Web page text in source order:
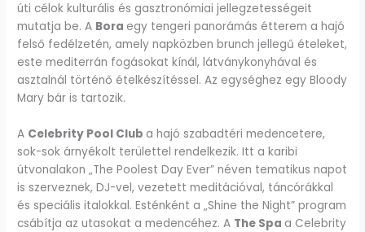
úti célok kulturális és gasztronómiai jellegzetességeit
mutatja be. A Bora egy tengeri panorámás étterem a hajó
felső fedélzetén, amely napközben brunch jellegű ételeket,
este mediterrán fogásokat kínál, látványkonyhával és
asztalnál történő ételkészítéssel. Az egységhez egy Bloody
Mary bár is tartozik.
A Celebrity Pool Club a hajó szabadtéri medencetere,
sok-sok árnyékolt területtel rendelkezik. Itt a karibi
útvonalakon „The Poolest Day Ever” néven tematikus napot
is szerveznek, DJ-vel, vezetett meditációval, táncórákkal
és speciális italokkal. Esténként a „Shine the Night” program
csábítja az utasokat a medencéhez. A The Spa a Celebrity